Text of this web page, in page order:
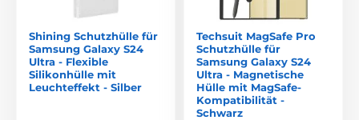
Shining Schutzhülle für
Samsung Galaxy S24
Ultra - Flexible
Silikonhülle mit
Leuchteffekt - Silber
Techsuit MagSafe Pro
Schutzhülle für
Samsung Galaxy S24
Ultra - Magnetische
Hülle mit MagSafe-
Kompatibilität -
Schwarz